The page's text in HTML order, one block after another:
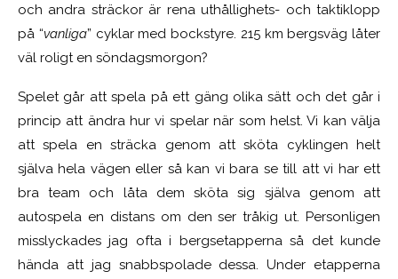
och andra sträckor är rena uthållighets- och taktiklopp
på “vanliga” cyklar med bockstyre. 215 km bergsväg låter
väl roligt en söndagsmorgon?
Spelet går att spela på ett gäng olika sätt och det går i
princip att ändra hur vi spelar när som helst. Vi kan välja
att spela en sträcka genom att sköta cyklingen helt
själva hela vägen eller så kan vi bara se till att vi har ett
bra team och låta dem sköta sig själva genom att
autospela en distans om den ser tråkig ut. Personligen
misslyckades jag ofta i bergsetapperna så det kunde
hända att jag snabbspolade dessa. Under etapperna